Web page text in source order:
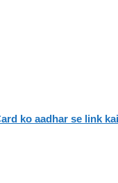
ko aadhar se link